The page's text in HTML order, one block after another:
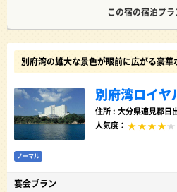
この宿の宿泊プ
別府湾の雄大な景色が眼前に広がる豪華
別府湾ロイヤ
住所 : 大分県速見郡日
人気度：
ノーマル
宴会プラン